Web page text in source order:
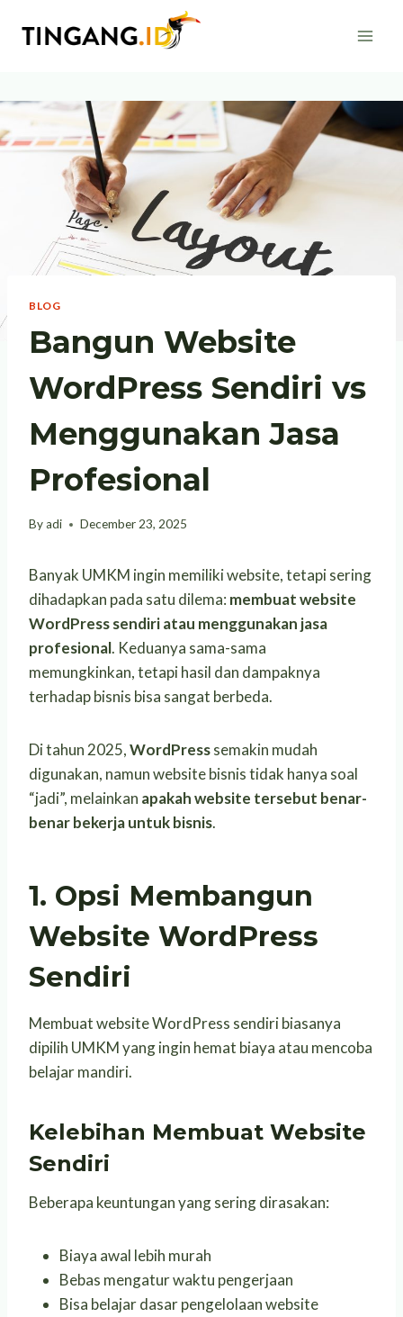
BLOG
Bangun Website
WordPress Sendiri vs
Menggunakan Jasa
Profesional
Byadi December 23, 2025
Banyak UMKM ingin memiliki website, tetapi sering
dihadapkan pada satu dilema: membuat website
WordPress sendiri atau menggunakan jasa
profesional. Keduanya sama-sama
memungkinkan, tetapi hasil dan dampaknya
terhadap bisnis bisa sangat berbeda.
Di tahun 2025,WordPresssemakin mudah
digunakan, namun website bisnis tidak hanya soal
“jadi”, melainkan apakah website tersebut benar-
benar bekerja untuk bisnis.
1. Opsi Membangun
Website WordPress
Sendiri
Membuat website WordPress sendiri biasanya
dipilih UMKM yang ingin hemat biaya atau mencoba
belajar mandiri.
Kelebihan Membuat Website
Sendiri
Beberapa keuntungan yang sering dirasakan:
Biaya awal lebih murah
Bebas mengatur waktu pengerjaan
Bisa belajar dasar pengelolaan website